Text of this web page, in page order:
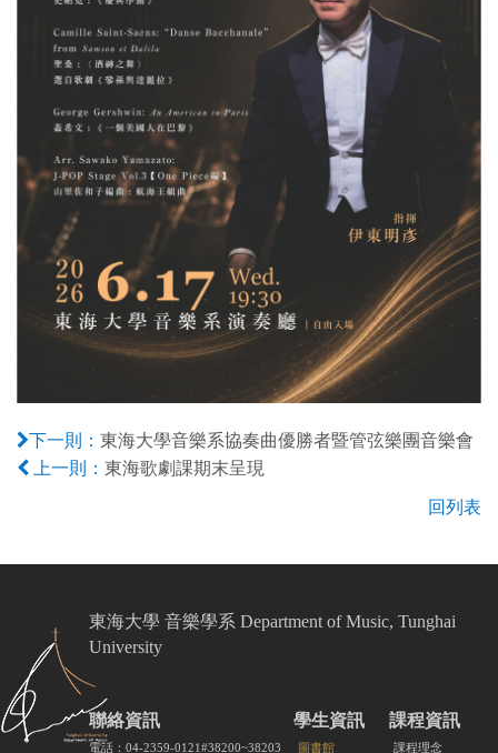
下一則： 東海大學音樂系協奏曲優勝者暨管弦樂團音樂會
上一則： 東海歌劇課期末呈現
回列表
東海大學 音樂學系 Department of Music, Tunghai
University
聯絡資訊
電話：04-2359-0121#38200~38203
學生資訊
圖書館
課程資訊
課程理念